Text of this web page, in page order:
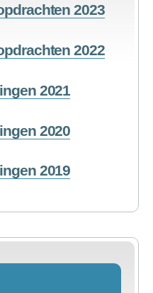
2023
2022
2021
2020
2019